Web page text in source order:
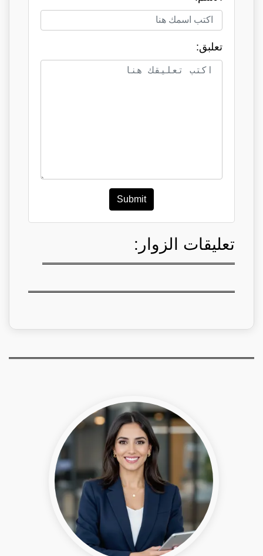
تعلبق:
Submit
تعليقات الزوار: